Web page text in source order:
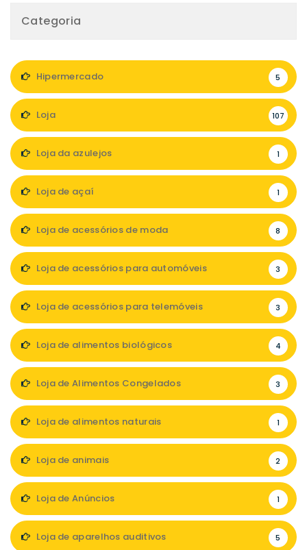
Categoria
Hipermercado 5
Loja 107
Loja da azulejos 1
Loja de açaí 1
Loja de acessórios de moda 8
Loja de acessórios para automóveis 3
Loja de acessórios para telemóveis 3
Loja de alimentos biológicos 4
Loja de Alimentos Congelados 3
Loja de alimentos naturais 1
Loja de animais 2
Loja de Anúncios 1
Loja de aparelhos auditivos 5